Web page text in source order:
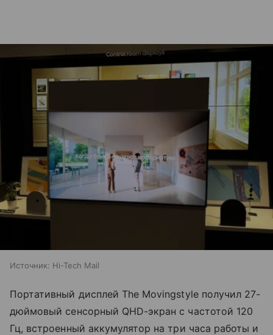
Источник: Hi-Tech Mail
Портативный дисплей The Movingstyle получил 27-
дюймовый сенсорный QHD-экран с частотой 120
Гц, встроенный аккумулятор на три часа работы и